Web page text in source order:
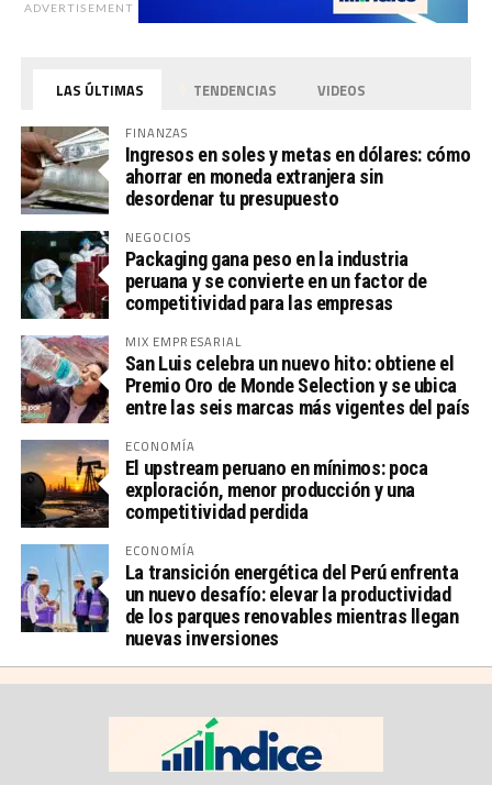
ADVERTISEMENT
LAS ÚLTIMAS TENDENCIAS VIDEOS
FINANZAS
Ingresos en soles y metas en dólares: cómo
ahorrar en moneda extranjera sin
desordenar tu presupuesto
NEGOCIOS
Packaging gana peso en la industria
peruana y se convierte en un factor de
competitividad para las empresas
MIX EMPRESARIAL
San Luis celebra un nuevo hito: obtiene el
Premio Oro de Monde Selection y se ubica
entre las seis marcas más vigentes del país
ECONOMÍA
El upstream peruano en mínimos: poca
exploración, menor producción y una
competitividad perdida
ECONOMÍA
La transición energética del Perú enfrenta
un nuevo desafío: elevar la productividad
de los parques renovables mientras llegan
nuevas inversiones